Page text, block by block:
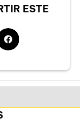
ESTE